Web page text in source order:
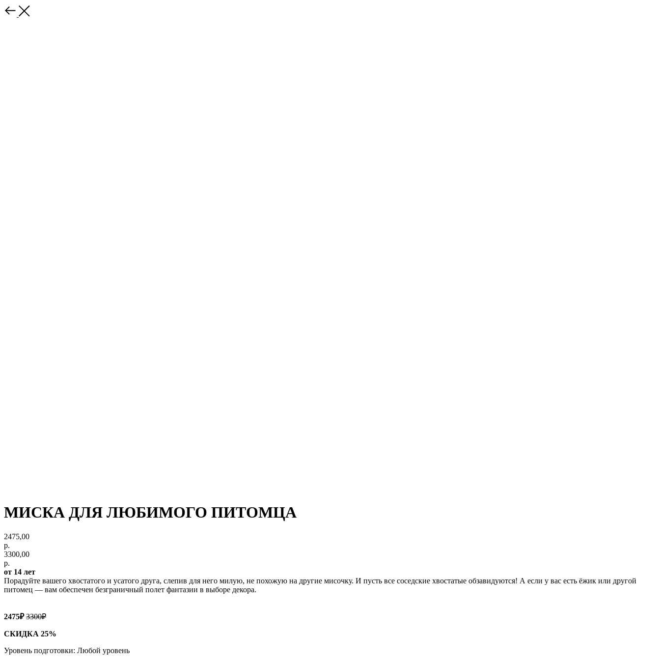
МИСКА ДЛЯ ЛЮБИМОГО ПИТОМЦА
2475,00
р.
3300,00
р.
от 14 лет
Порадуйте вашего хвостатого и усатого друга, слепив для него милую, не похожую на другие мисочку. И пусть все соседские хвостатые обзавидуются! А если у вас есть ёжик или другой
питомец — вам обеспечен безграничный полет фантазии в выборе декора.
2475₽3300₽
СКИДКА 25%
Уровень подготовки: Любой уровень